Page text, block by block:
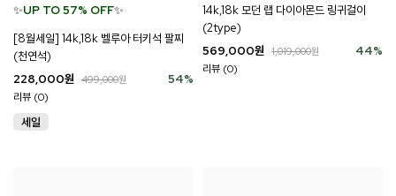
✨UP TO 57% OFF✨
[8월세일] 14k,18k 벨루아 터키석 팔찌
(천연석)
54%
228,000원 499,000원
리뷰 (0)
14k,18k 모던 랩 다이아몬드 링귀걸이
(2type)
44%
569,000원 1,019,000원
리뷰 (0)